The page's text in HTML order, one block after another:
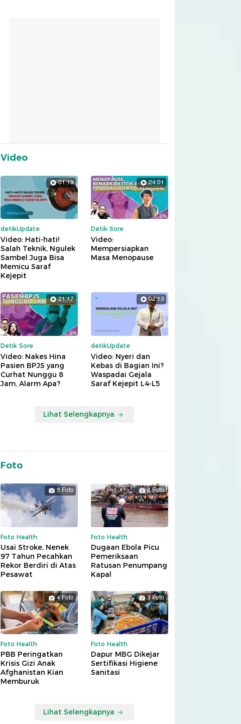
Video
01:19
detikUpdate
Video: Hati-hati!
Salah Teknik, Ngulek
Sambel Juga Bisa
Memicu Saraf
Kejepit
24:01
Detik Sore
Video:
Mempersiapkan
Masa Menopause
21:17
Detik Sore
Video: Nakes Hina
Pasien BPJS yang
Curhat Nunggu 8
Jam, Alarm Apa?
02:13
detikUpdate
Video: Nyeri dan
Kebas di Bagian Ini?
Waspadai Gejala
Saraf Kejepit L4-L5
Lihat Selengkapnya
Foto
5 Foto
Foto Health
Usai Stroke, Nenek
97 Tahun Pecahkan
Rekor Berdiri di Atas
Pesawat
6 Foto
Foto Health
Dugaan Ebola Picu
Pemeriksaan
Ratusan Penumpang
Kapal
4 Foto
Foto Health
PBB Peringatkan
Krisis Gizi Anak
Afghanistan Kian
Memburuk
3 Foto
Foto Health
Dapur MBG Dikejar
Sertifikasi Higiene
Sanitasi
Lihat Selengkapnya